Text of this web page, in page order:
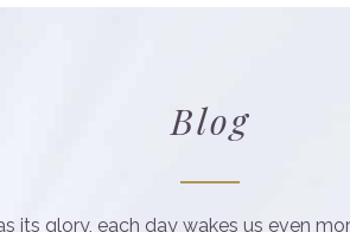
Blog
its glory, each day wakes us even